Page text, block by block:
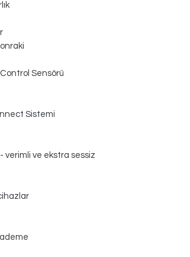
Sensörü
Sistemi
verimli ve ekstra sessiz